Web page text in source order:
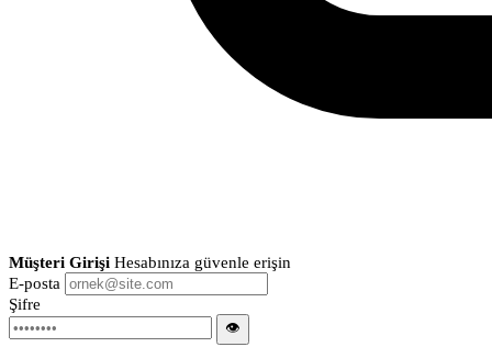
Müşteri Girişi Hesabınıza güvenle erişin
E-posta
Şifre
👁